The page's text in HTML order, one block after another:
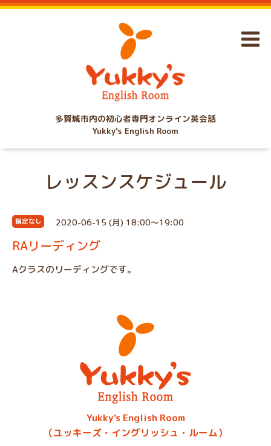
多賀城市内の初心者専門オンライン英会話
Yukky's English Room
レッスンスケジュール
指定なし 2020-06-15 (月) 18:00～19:00
RAリーディング
Aクラスのリーディングです。
Yukky's English Room
（ユッキーズ・イングリッシュ・ルーム）